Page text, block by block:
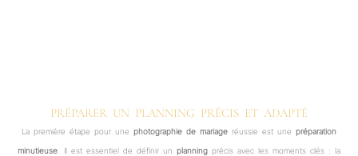
PRÉPARER UN PLANNING PRÉCIS ET ADAPTÉ
La première étape pour une photographie de mariage réussie est une préparation
minutieuse . Il est essentiel de définir un planning précis avec les moments clés : la